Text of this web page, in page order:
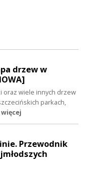
drzew w
oraz wiele innych drzew
parkach,
Przewodnik